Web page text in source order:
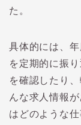
た。
具体的には、
を定期的に振
を確認したり
んな求人情報
はどのような